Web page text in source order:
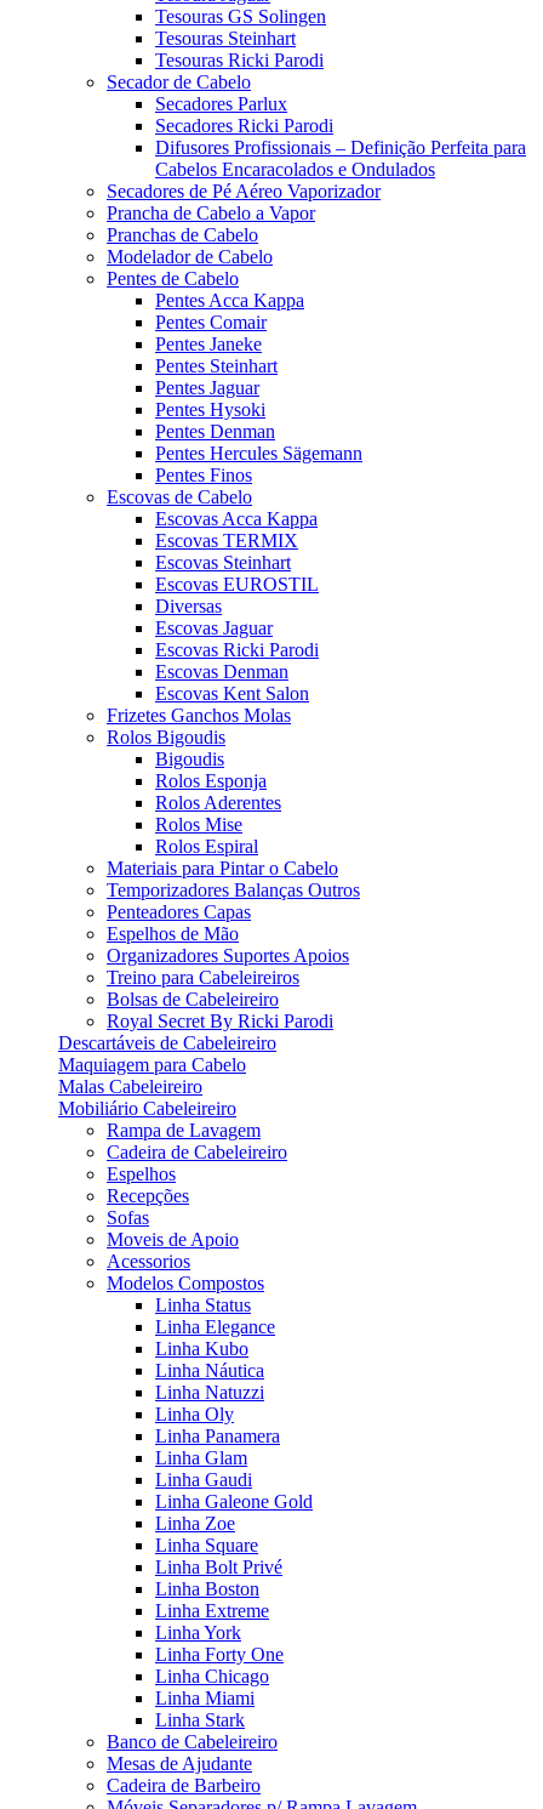
Tesouras GS Solingen
Tesouras Steinhart
Tesouras Ricki Parodi
Secador de Cabelo
Secadores Parlux
Secadores Ricki Parodi
Difusores Profissionais – Definição Perfeita para
Cabelos Encaracolados e Ondulados
Secadores de Pé Aéreo Vaporizador
Prancha de Cabelo a Vapor
Pranchas de Cabelo
Modelador de Cabelo
Pentes de Cabelo
Pentes Acca Kappa
Pentes Comair
Pentes Janeke
Pentes Steinhart
Pentes Jaguar
Pentes Hysoki
Pentes Denman
Pentes Hercules Sägemann
Pentes Finos
Escovas de Cabelo
Escovas Acca Kappa
Escovas TERMIX
Escovas Steinhart
Escovas EUROSTIL
Diversas
Escovas Jaguar
Escovas Ricki Parodi
Escovas Denman
Escovas Kent Salon
Frizetes Ganchos Molas
Rolos Bigoudis
Bigoudis
Rolos Esponja
Rolos Aderentes
Rolos Mise
Rolos Espiral
Materiais para Pintar o Cabelo
Temporizadores Balanças Outros
Penteadores Capas
Espelhos de Mão
Organizadores Suportes Apoios
Treino para Cabeleireiros
Bolsas de Cabeleireiro
Royal Secret By Ricki Parodi
Descartáveis de Cabeleireiro
Maquiagem para Cabelo
Malas Cabeleireiro
Mobiliário Cabeleireiro
Rampa de Lavagem
Cadeira de Cabeleireiro
Espelhos
Recepções
Sofas
Moveis de Apoio
Acessorios
Modelos Compostos
Linha Status
Linha Elegance
Linha Kubo
Linha Náutica
Linha Natuzzi
Linha Oly
Linha Panamera
Linha Glam
Linha Gaudi
Linha Galeone Gold
Linha Zoe
Linha Square
Linha Bolt Privé
Linha Boston
Linha Extreme
Linha York
Linha Forty One
Linha Chicago
Linha Miami
Linha Stark
Banco de Cabeleireiro
Mesas de Ajudante
Cadeira de Barbeiro